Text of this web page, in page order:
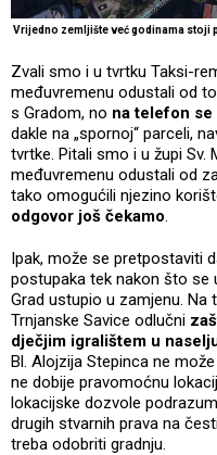
Vrijedno zemljište već godinama stoji
Zvali smo i u tvrtku Taksi-
međuvremenu odustali od
s Gradom, no na telefon
dakle na „spornoj“ parceli,
tvrtke. Pitali smo i u župi Sv.
međuvremenu odustali od
tako omogućili njezino
odgovor još čekamo.
Ipak, može se pretpostaviti
postupaka tek nakon što se
Grad ustupio u zamjenu.
Trnjanske Savice odlučni
dječjim igralištem u
Bl. Alojzija Stepinca ne
ne dobije pravomoćnu
lokacijske dozvole
drugih stvarnih prava na
treba odobriti gradnju.